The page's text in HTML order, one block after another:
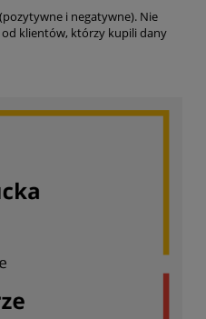
i negatywne). Nie
klientów, którzy kupili dany